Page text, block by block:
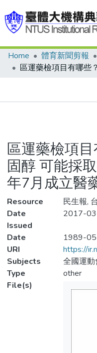
Communities & Collections
Statistics
Home 體育新聞剪報
區運藥檢項
固醇 可能採
年7月成立醫
Resource
民生報,
Date
Issued
2017-
Date
1989-
URI
https://
Subjects
全國運
Type
other
File(s)